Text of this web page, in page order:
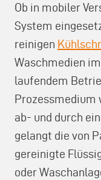
Ob in mobiler
System
reinigen
Waschmedien im
laufendem
Prozessmedium
ab- und durch
gelangt die von
gereinigte
oder